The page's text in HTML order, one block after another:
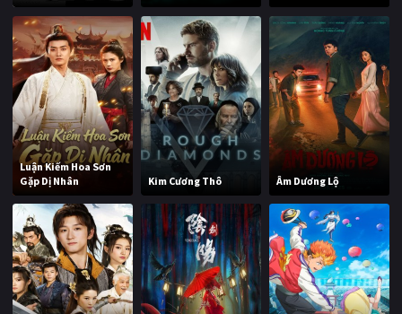
Luận Kiếm Hoa Sơn
Gặp Dị Nhân
Kim Cương Thô Âm Dương Lộ